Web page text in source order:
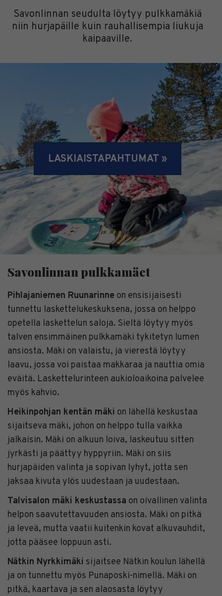
Savonlinnan seudulta löytyy pulkkamäkiä
niin hurjapäille kuin rauhallisempia liukuja
kaipaaville.
LASKIAISTAPAHTUMAT »
Savonlinnan pulkkamäet
Pihlajaniemen Ruunarinne on ensisijaisesti
tunnettu laskettelukeskuksena, jossa on helppo
opetella laskettelun saloja. Sieltä löytyy myös
talven ensimmäinen pulkkamäki tykitetyn lumen
ansiosta. Mäki on valaistu, ja vierestä löytyy
laavu, jossa voi paistaa makkaraa ja nauttia omia
eväitä. Laskettelurinteen aukioloaikoina palvelee
myös kahvio.
Heikinpohjan kentän mäki on lähellä keskustaa
sijaitseva mäki, johon on helppo tulla vaikka
jalkaisin. Mäki on alkuun loiva, laskeutuu sitten
jyrkästi ja päättyy hyppyriin. Mäki on siis
hurjapäiden valinta ja sopivan lyhyt, jotta sen
jaksaa kivuta ylös uudestaan ja uudestaan.
Talvisalon mäki keskustassa on oivallinen valinta
helpon saavutettavuuden ansiosta. Mäki on pitkä
ja leveä, mutta vaatii kuitenkin kovat alkuvauhdit,
jotta pääsee loppuun asti.
Nätkin Nyrkkimäki sijaitsee Nätkin koulun lähellä
ja on tunnettu myös Punaposki-nimellä. Mäki on
pitkä, kaartava ja sen alaosasta löytyy